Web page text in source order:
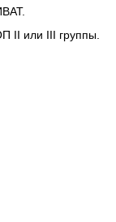
II или III группы.